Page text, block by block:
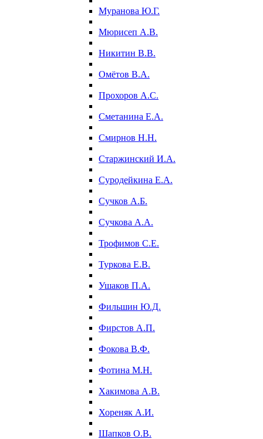
Муранова Ю.Г.
Мюрисеп А.В.
Никитин В.В.
Омётов В.А.
Прохоров А.С.
Сметанина Е.А.
Смирнов Н.Н.
Старжинский И.А.
Суродейкина Е.А.
Сучков А.Б.
Сучкова А.А.
Трофимов С.Е.
Туркова Е.В.
Ушаков П.А.
Фильшин Ю.Д.
Фирстов А.П.
Фокова В.Ф.
Фотина М.Н.
Хакимова А.В.
Хореняк А.И.
Шапков О.В.